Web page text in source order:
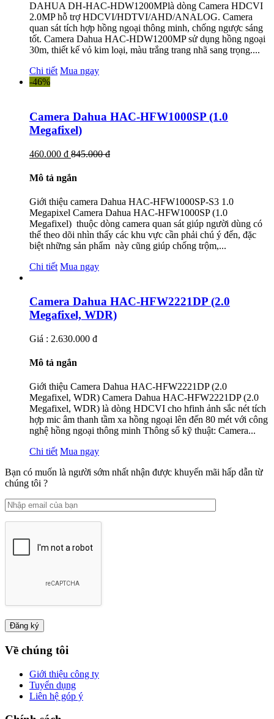
DAHUA DH-HAC-HDW1200MPlà dòng Camera HDCVI
2.0MP hỗ trợ HDCVI/HDTVI/AHD/ANALOG. Camera
quan sát tích hợp hồng ngoại thông minh, chống ngược sáng
tốt. Camera Dahua HAC-HDW1200MP sử dụng hồng ngoại
30m, thiết kế vỏ kim loại, màu trắng trang nhã sang trọng....
Chi tiết Mua ngay
-46%
Camera Dahua HAC-HFW1000SP (1.0
Megafixel)
460.000 đ 845.000 đ
Mô tả ngắn
Giới thiệu camera Dahua HAC-HFW1000SP-S3 1.0
Megapixel Camera Dahua HAC-HFW1000SP (1.0
Megafixel) thuộc dòng camera quan sát giúp người dùng có
thể theo dõi nhìn thấy các khu vực cần phải chú ý đến, đặc
biệt những sản phẩm này cũng giúp chống trộm,...
Chi tiết Mua ngay
Camera Dahua HAC-HFW2221DP (2.0
Megafixel, WDR)
Giá : 2.630.000 đ
Mô tả ngắn
Giới thiệu Camera Dahua HAC-HFW2221DP (2.0
Megafixel, WDR) Camera Dahua HAC-HFW2221DP (2.0
Megafixel, WDR) là dòng HDCVI cho hfinh ảnh sắc nét tích
hợp mic âm thanh tầm xa hồng ngoại lên đến 80 mét với công
nghệ hồng ngoại thông minh Thông số kỹ thuật: Camera...
Chi tiết Mua ngay
Bạn có muốn là người sớm nhất nhận được khuyến mãi hấp dẫn từ
chúng tôi ?
Về chúng tôi
Giới thiệu công ty
Tuyển dụng
Liên hệ góp ý